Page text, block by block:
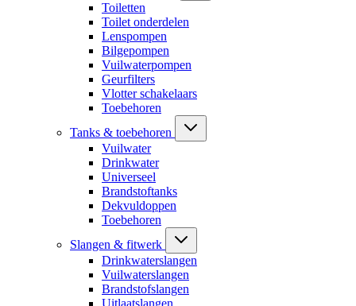
Toiletten
Toilet onderdelen
Lenspompen
Bilgepompen
Vuilwaterpompen
Geurfilters
Vlotter schakelaars
Toebehoren
Tanks & toebehoren
Vuilwater
Drinkwater
Universeel
Brandstoftanks
Dekvuldoppen
Toebehoren
Slangen & fitwerk
Drinkwaterslangen
Vuilwaterslangen
Brandstofslangen
Uitlaatslangen